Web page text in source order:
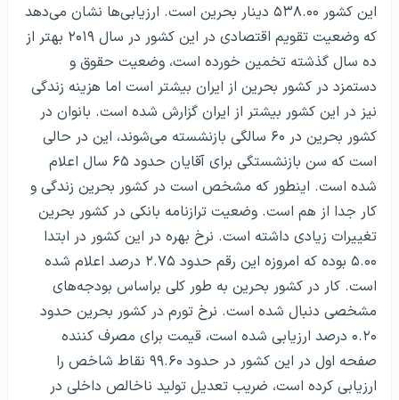
این کشور ۵۳۸.۰۰ دینار بحرین است. ارزیابی‌ها نشان می‌دهد
که وضعیت تقویم اقتصادی در این کشور در سال ۲۰۱۹ بهتر از
ده سال گذشته تخمین خورده است، وضعیت حقوق و
دستمزد در کشور بحرین از ایران بیشتر است اما هزینه زندگی
نیز در این کشور بیشتر از ایران گزارش شده است. بانوان در
کشور بحرین در ۶۰ سالگی بازنشسته می‌شوند، این در حالی
است که سن بازنشستگی برای آقایان حدود ۶۵ سال اعلام
شده است. اینطور که مشخص است در کشور بحرین زندگی و
کار جدا از هم است. وضعیت ترازنامه بانکی در کشور بحرین
تغییرات زیادی داشته است. نرخ بهره در این کشور در ابتدا
۵.۰۰ بوده که امروزه این رقم حدود ۲.۷۵ درصد اعلام شده
است. کار در کشور بحرین به طور کلی براساس بودجه‌های
مشخصی دنبال شده است. نرخ تورم در کشور بحرین حدود
۰.۲۰ درصد ارزیابی شده است، قیمت برای مصرف کننده
صفحه اول در این کشور در حدود ۹۹.۶۰ نقاط شاخص را
ارزیابی کرده است، ضریب تعدیل تولید ناخالص داخلی در